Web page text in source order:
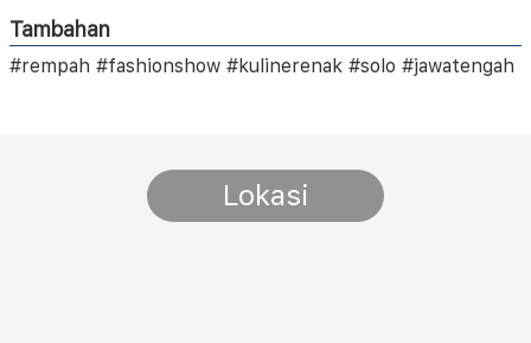
Tambahan
#rempah #fashionshow #kulinerenak #solo #jawatengah
Lokasi